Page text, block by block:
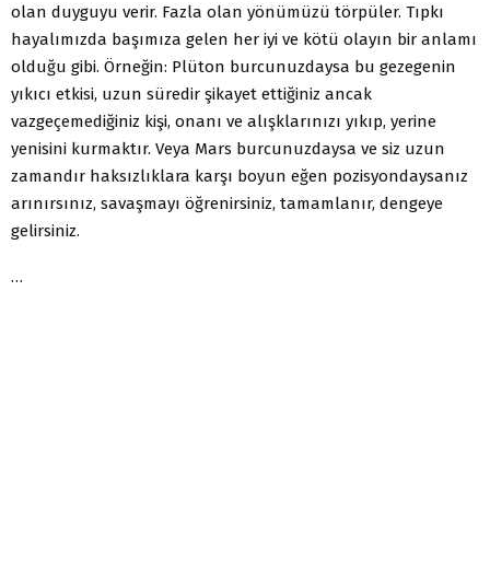
olan duyguyu verir. Fazla olan yönümüzü törpüler. Tıpkı
hayalımızda başımıza gelen her iyi ve kötü olayın bir anlamı
olduğu gibi. Örneğin: Plüton burcunuzdaysa bu gezegenin
yıkıcı etkisi, uzun süredir şikayet ettiğiniz ancak
vazgeçemediğiniz kişi, onanı ve alışklarınızı yıkıp, yerine
yenisini kurmaktır. Veya Mars burcunuzdaysa ve siz uzun
zamandır haksızlıklara karşı boyun eğen pozisyondaysanız
arınırsınız, savaşmayı öğrenirsiniz, tamamlanır, dengeye
gelirsiniz.
…